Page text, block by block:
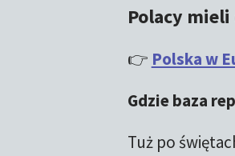
Polacy
👉 Polska w
Gdzie baza
Tuż po